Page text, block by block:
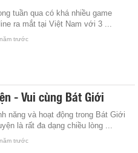
tuần qua có khá nhiều game
ra mắt tại Việt Nam với 3 ...
trước
- Vui cùng Bát Giới
năng và hoạt động trong Bát Giới
là rất đa dạng chiều lòng ...
trước